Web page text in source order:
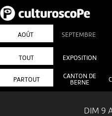
AOÛT SEPTEMBRE
TOUT EXPOSITION
PARTOUT
CANTON DE
BERNE
DIM 9